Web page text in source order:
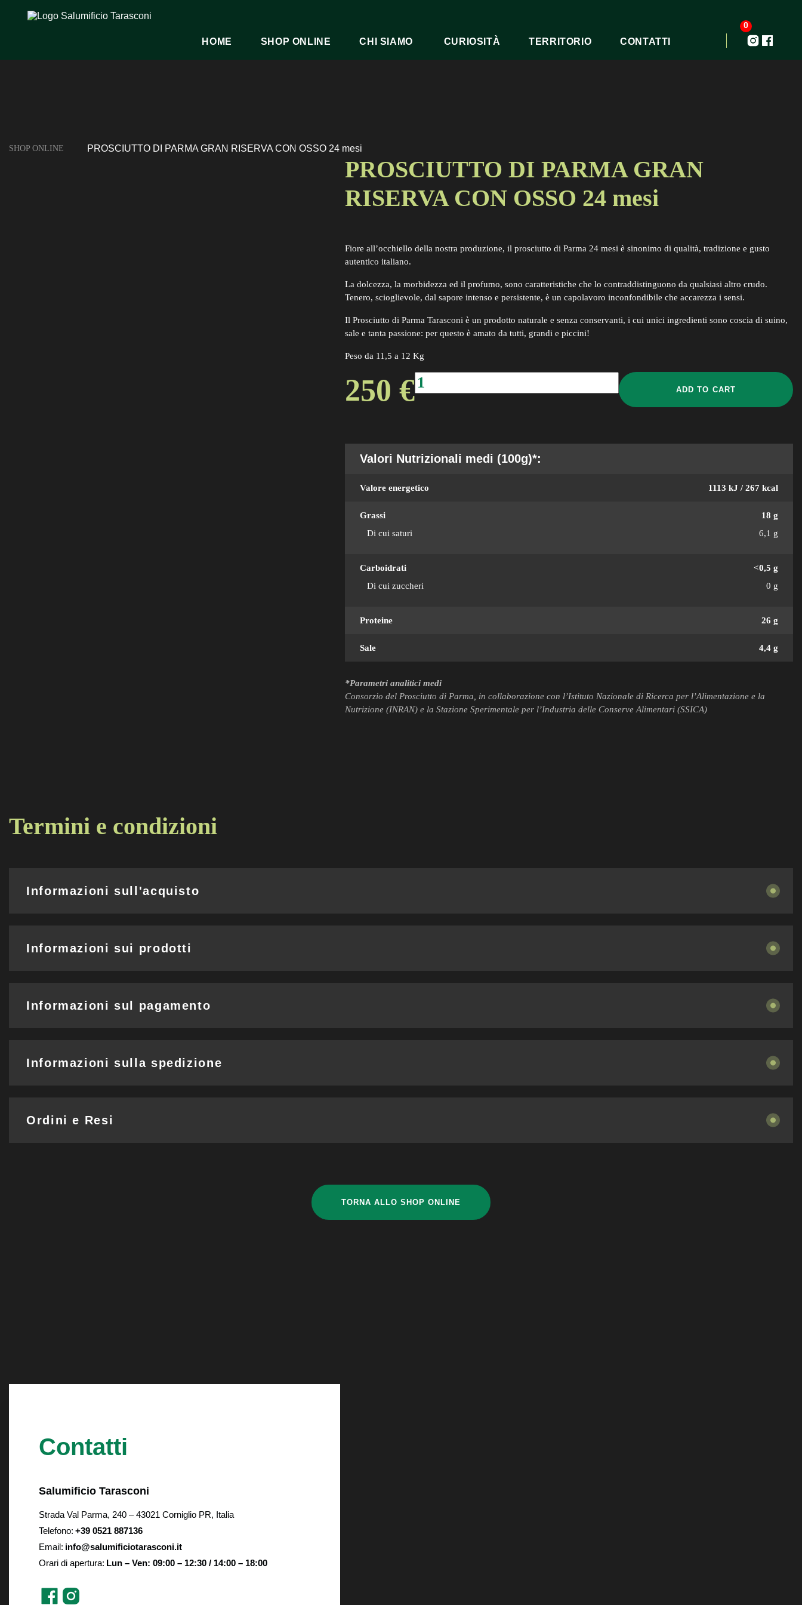
HOME SHOP ONLINE CHI SIAMO CURIOSITÀ TERRITORIO CONTATTI
0
SHOP ONLINE PROSCIUTTO DI PARMA GRAN RISERVA CON OSSO 24 mesi
PROSCIUTTO DI PARMA GRAN
RISERVA CON OSSO 24 mesi
Fiore all’occhiello della nostra produzione, il prosciutto di Parma 24 mesi è sinonimo di qualità, tradizione e gusto
autentico italiano.
La dolcezza, la morbidezza ed il profumo, sono caratteristiche che lo contraddistinguono da qualsiasi altro crudo.
Tenero, scioglievole, dal sapore intenso e persistente, è un capolavoro inconfondibile che accarezza i sensi.
Il Prosciutto di Parma Tarasconi è un prodotto naturale e senza conservanti, i cui unici ingredienti sono coscia di suino,
sale e tanta passione: per questo è amato da tutti, grandi e piccini!
Peso da 11,5 a 12 Kg
250 € PROSCIUTTO
DI
PARMA
24
mesi
ADD TO CART
Valori Nutrizionali medi (100g)*:
Valore energetico 1113 kJ / 267 kcal
Grassi
18 g
Di cui saturi
6,1 g
Carboidrati
<0,5 g
Di cui zuccheri
0 g
Proteine 26 g
Sale 4,4 g
*Parametri analitici medi
Consorzio del Prosciutto di Parma, in collaborazione con l’Istituto Nazionale di Ricerca per l’Alimentazione e la
Nutrizione (INRAN) e la Stazione Sperimentale per l’Industria delle Conserve Alimentari (SSICA)
Termini e condizioni
Informazioni sull'acquisto
Informazioni sui prodotti
Informazioni sul pagamento
Informazioni sulla spedizione
Ordini e Resi
TORNA ALLO SHOP ONLINE
Contatti
Salumificio Tarasconi
Strada Val Parma, 240 – 43021 Corniglio PR, Italia
Telefono: +39 0521 887136
Email: info@salumificiotarasconi.it
Orari di apertura: Lun – Ven: 09:00 – 12:30 / 14:00 – 18:00